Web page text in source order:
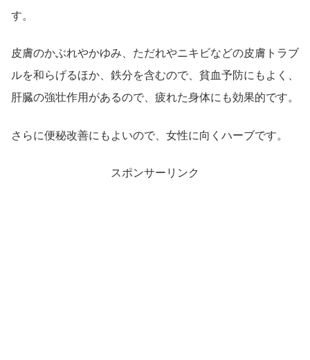
す。
皮膚のかぶれやかゆみ、ただれやニキビなどの皮膚トラブ
ルを和らげるほか、鉄分を含むので、貧血予防にもよく、
肝臓の強壮作用があるので、疲れた身体にも効果的です。
さらに便秘改善にもよいので、女性に向くハーブです。
スポンサーリンク